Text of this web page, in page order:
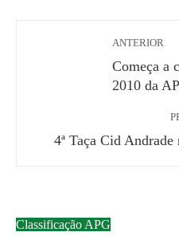
ANTERIOR
Começa a
2010 da
4ª Taça Cid Andrade
Classificação APG